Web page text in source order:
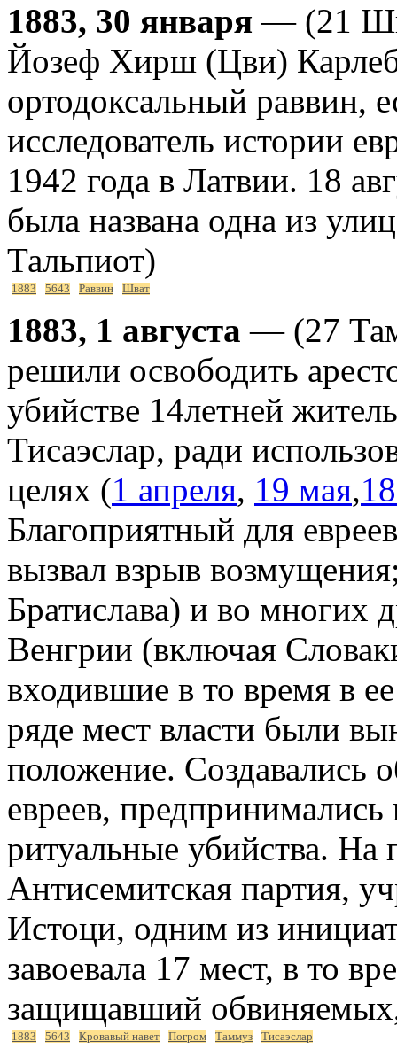
1883, 30 января — (21
Йозеф Хирш (Цви)
ортодоксальный раввин,
исследователь истории
1942 года в Латвии. 18
была названа одна из
Тальпиот)
1883 5643 Раввин Шват
1883, 1 августа — (27
решили освободить
убийстве 14летней
Тисаэслар, ради
целях (1 апреля, 19 мая,
Благоприятный для
вызвал взрыв
Братислава) и во многих
Венгрии (включая
входившие в то время в
ряде мест власти были
положение. Создавались
евреев,
ритуальные убийства. На
Антисемитская партия,
Истоци, одним из
завоевала 17 мест, в то
защищавший
1883 5643 Кровавый навет Погром Таммуз Тисаэслар